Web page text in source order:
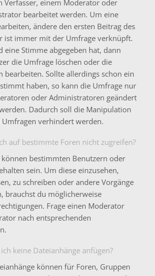
Verfasser, einem Moderator oder
bearbeitet werden. Um eine
ändere den ersten Beitrag des
ist immer mit der Umfrage verknüpft.
eine Stimme abgegeben hat, dann
die Umfrage löschen oder die
bearbeiten. Sollte allerdings schon ein
haben, so kann die Umfrage nur
oder Administratoren geändert
Dadurch soll die Manipulation
verhindert werden.
auf bestimmte Foren nicht zugreifen?
können bestimmten Benutzern oder
sein. Um diese einzusehen,
zu schreiben oder andere Vorgänge
brauchst du möglicherweise
Frage einen Moderator
nach entsprechenden
keine Dateianhänge anfügen?
können für Foren, Gruppen